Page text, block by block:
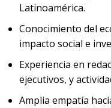
Latinoamérica.
Conocimiento del
impacto social e
Experiencia en
ejecutivos, y
Amplia empatía